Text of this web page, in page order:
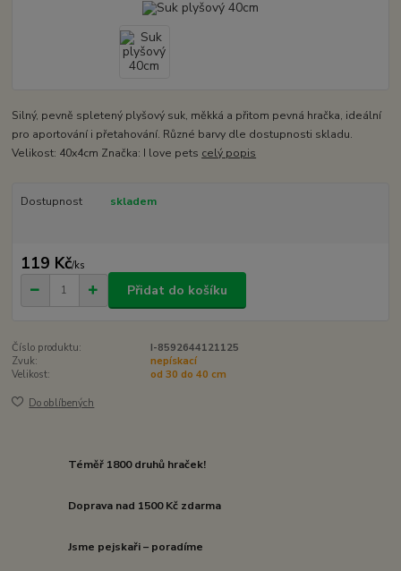
Silný, pevně spletený plyšový suk, měkká a přitom pevná hračka, ideální
pro aportování i přetahování. Různé barvy dle dostupnosti skladu.
Velikost: 40x4cm Značka: I love pets celý popis
Dostupnost skladem
119 Kč/ks
Přidat do košíku
Číslo produktu:
I-8592644121125
Zvuk:
nepískací
Velikost:
od 30 do 40 cm
Do oblíbených
Téměř 1800 druhů hraček!
Doprava nad 1500 Kč zdarma
Jsme pejskaři – poradíme